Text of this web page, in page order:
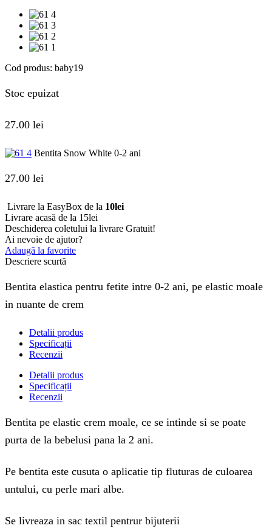
Cod produs: baby19
Stoc epuizat
27.00 lei
Bentita Snow White 0-2 ani
27.00 lei
Livrare la EasyBox de la 10lei
Livrare acasă de la 15lei
Deschiderea coletului la livrare Gratuit!
Ai nevoie de ajutor?
Adaugă la favorite
Descriere scurtă
Bentita elastica pentru fetite intre 0-2 ani, pe elastic moale
in nuante de crem
Detalii produs
Specificații
Recenzii
Detalii produs
Specificații
Recenzii
Bentita pe elastic crem moale, ce se intinde si se poate
purta de la bebelusi pana la 2 ani.
Pe bentita este cusuta o aplicatie tip fluturas de culoarea
untului, cu perle mari albe.
Se livreaza in sac textil pentrur bijuterii